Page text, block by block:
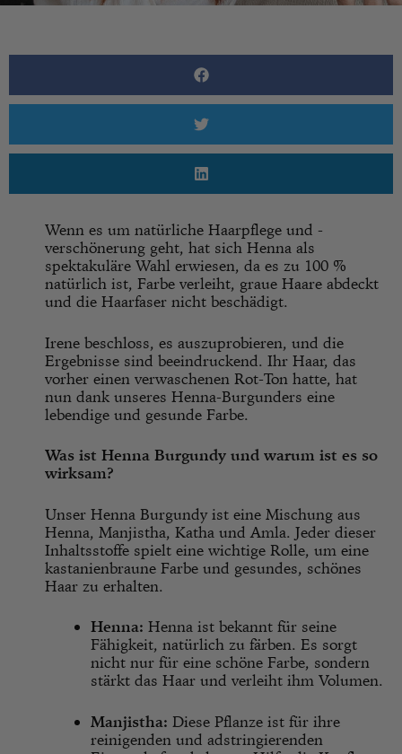
Wenn es um natürliche Haarpflege und -
verschönerung geht, hat sich Henna als
spektakuläre Wahl erwiesen, da es zu 100 %
natürlich ist, Farbe verleiht, graue Haare abdeckt
und die Haarfaser nicht beschädigt.
Irene beschloss, es auszuprobieren, und die
Ergebnisse sind beeindruckend. Ihr Haar, das
vorher einen verwaschenen Rot-Ton hatte, hat
nun dank unseres Henna-Burgunders eine
lebendige und gesunde Farbe.
Was ist Henna Burgundy und warum ist es so
wirksam?
Unser Henna Burgundy ist eine Mischung aus
Henna, Manjistha, Katha und Amla. Jeder dieser
Inhaltsstoffe spielt eine wichtige Rolle, um eine
kastanienbraune Farbe und gesundes, schönes
Haar zu erhalten.
Henna: Henna ist bekannt für seine
Fähigkeit, natürlich zu färben. Es sorgt
nicht nur für eine schöne Farbe, sondern
stärkt das Haar und verleiht ihm Volumen.
Manjistha: Diese Pflanze ist für ihre
reinigenden und adstringierenden